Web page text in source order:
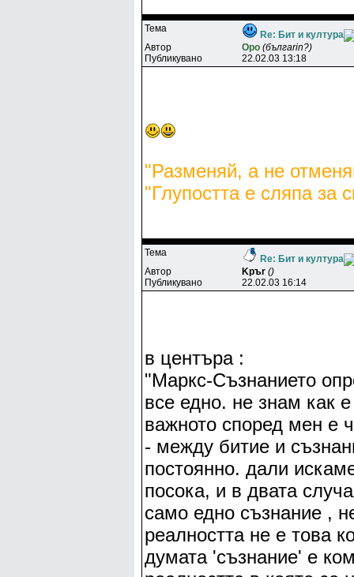
Тема
Re: Бит и култура
Автор
Opo (бългarin?)
Публикувано
22.02.03 13:18
"Разменяй, а не
"Глупостта е сляпа за
Тема
Re: Бит и култура
Автор
Kpъr ()
Публикувано
22.02.03 16:14
в центъра :
"Маркс-Съзнанието
все едно. не знам как
важното според мен е
- между битие и
постоянно. дали
посока, и в двата
само едно съзнание ,
реалността не е това
думата 'съзнание' е